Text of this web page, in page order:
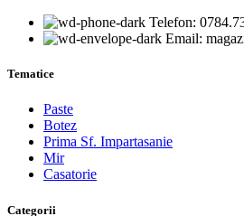
Telefon:
Email:
Tematice
Paste
Botez
Prima Sf. Impartasanie
Mir
Casatorie
Categorii